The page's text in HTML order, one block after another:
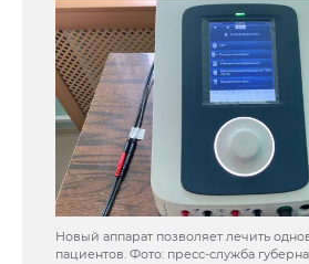
Новый аппарат позволяет лечить
пациентов. Фото: пресс-служба